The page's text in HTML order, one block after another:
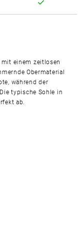
einem zeitlosen
Obermaterial
während der
typische Sohle in
ab.